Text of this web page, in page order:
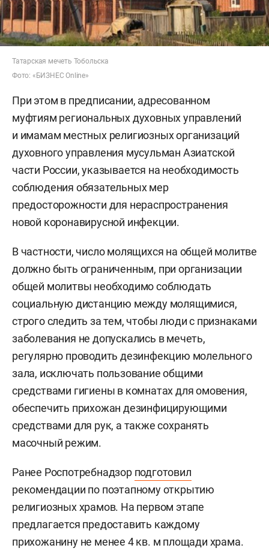
Татарская мечеть Тобольска
Фото: «БИЗНЕС Online»
При этом в предписании, адресованном
муфтиям региональных духовных управлений
и имамам местных религиозных организаций
духовного управления мусульман Азиатской
части России, указывается на необходимость
соблюдения обязательных мер
предосторожности для нераспространения
новой коронавирусной инфекции.
В частности, число молящихся на общей молитве
должно быть ограниченным, при организации
общей молитвы необходимо соблюдать
социальную дистанцию между молящимися,
строго следить за тем, чтобы люди с признаками
заболевания не допускались в мечеть,
регулярно проводить дезинфекцию молельного
зала, исключать пользование общими
средствами гигиены в комнатах для омовения,
обеспечить прихожан дезинфицирующими
средствами для рук, а также сохранять
масочный режим.
Ранее Роспотребнадзор подготовил
рекомендации по поэтапному открытию
религиозных храмов. На первом этапе
предлагается предоставить каждому
прихожанину не менее 4 кв. м площади храма.